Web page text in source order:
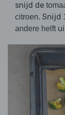
snijd de
citroen. Snijd
andere helft